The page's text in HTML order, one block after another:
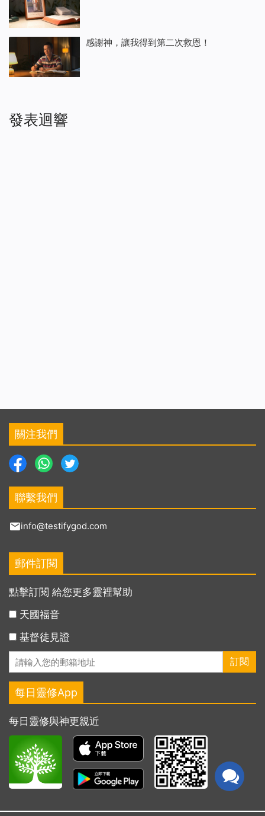
感謝神，讓我得到第二次救恩！
發表迴響
關注我們
聯繫我們
info@testifygod.com
郵件訂閱
點擊訂閱 給您更多靈裡幫助
天國福音
基督徒見證
每日靈修App
每日靈修與神更親近